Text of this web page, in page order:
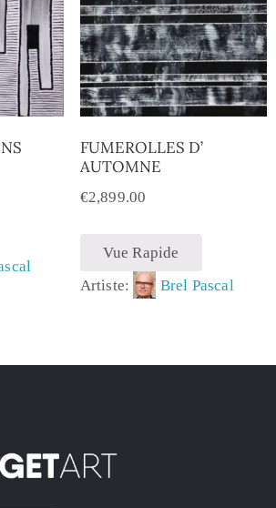
FUMEROLLES D’
AUTOMNE
€2,899.00
Vue Rapide
Artiste:
Brel Pascal